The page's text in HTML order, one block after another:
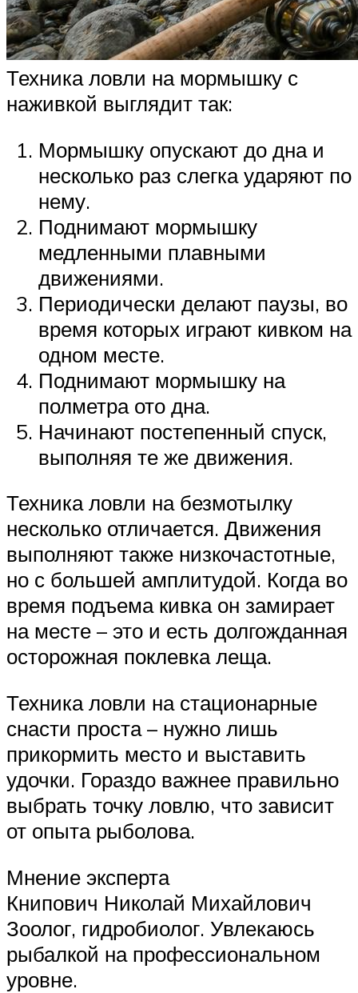
Техника ловли на мормышку с
наживкой выглядит так:
Мормышку опускают до дна и
несколько раз слегка ударяют по
нему.
Поднимают мормышку
медленными плавными
движениями.
Периодически делают паузы, во
время которых играют кивком на
одном месте.
Поднимают мормышку на
полметра ото дна.
Начинают постепенный спуск,
выполняя те же движения.
Техника ловли на безмотылку
несколько отличается. Движения
выполняют также низкочастотные,
но с большей амплитудой. Когда во
время подъема кивка он замирает
на месте – это и есть долгожданная
осторожная поклевка леща.
Техника ловли на стационарные
снасти проста – нужно лишь
прикормить место и выставить
удочки. Гораздо важнее правильно
выбрать точку ловлю, что зависит
от опыта рыболова.
Мнение эксперта
Книпович Николай Михайлович
Зоолог, гидробиолог. Увлекаюсь
рыбалкой на профессиональном
уровне.